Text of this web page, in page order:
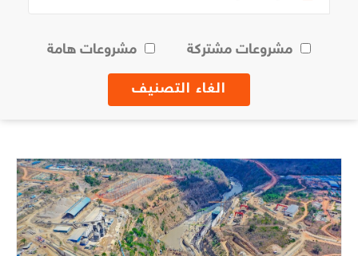
مشروعات مشتركة مشروعات هامة